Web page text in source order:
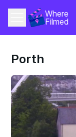
Where
Filmed
Porth